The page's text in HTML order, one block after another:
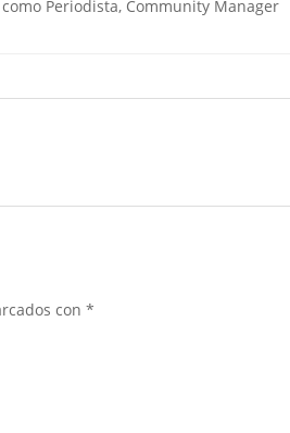
Periodista, Community Manager
con *